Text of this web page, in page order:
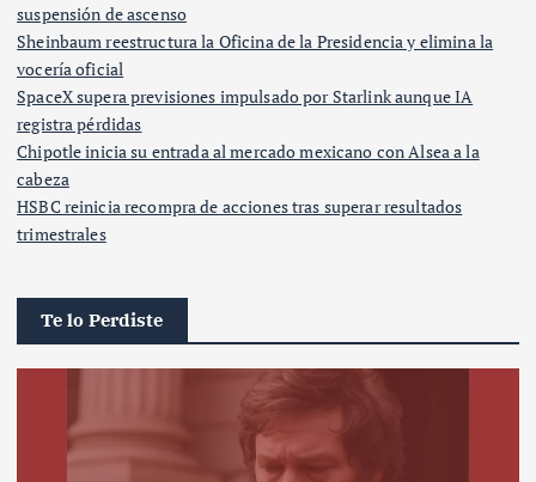
suspensión de ascenso
Sheinbaum reestructura la Oficina de la Presidencia y elimina la
vocería oficial
SpaceX supera previsiones impulsado por Starlink aunque IA
registra pérdidas
Chipotle inicia su entrada al mercado mexicano con Alsea a la
cabeza
HSBC reinicia recompra de acciones tras superar resultados
trimestrales
Te lo Perdiste